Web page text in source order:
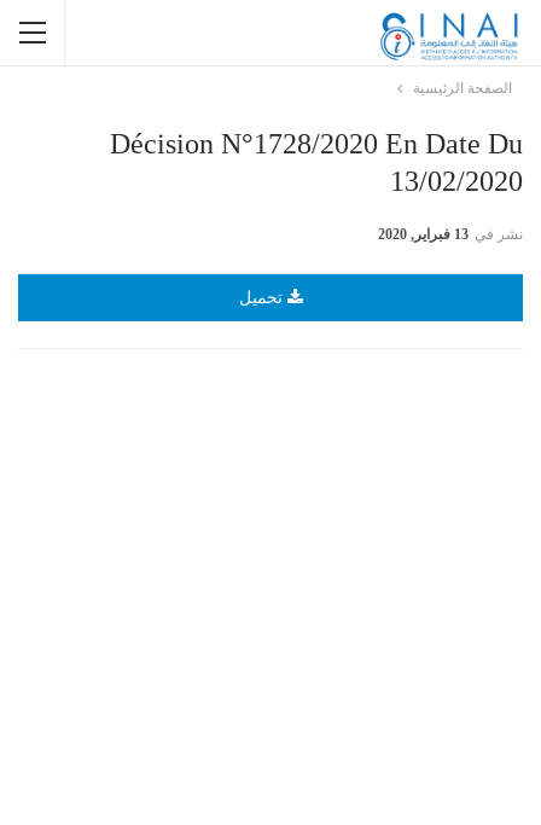
الصفحة الرئيسية
Décision N°1728/2020 En Date Du
13/02/2020
نشر في 13 فبراير, 2020
تحميل